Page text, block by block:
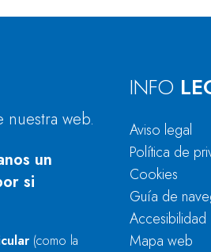
nuestra web.
un
si
(como la
INFO
Aviso legal
Política de
Cookies
Guía de
Accesibilidad
Mapa web